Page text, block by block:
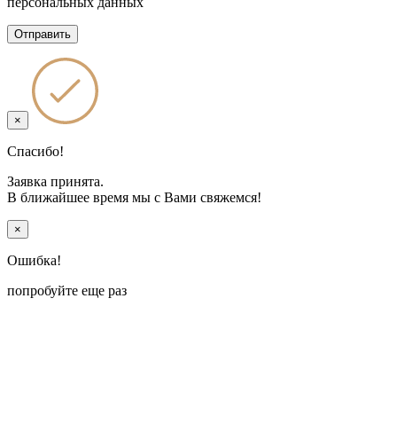
×
Спасибо!
Заявка принята.
В ближайшее время мы с Вами свяжемся!
×
Ошибка!
попробуйте еще раз